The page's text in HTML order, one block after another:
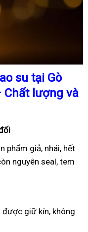
su tại Gò
Chất lượng và
phẩm giả, nhái, hết
nguyên seal, tem
được giữ kín, không